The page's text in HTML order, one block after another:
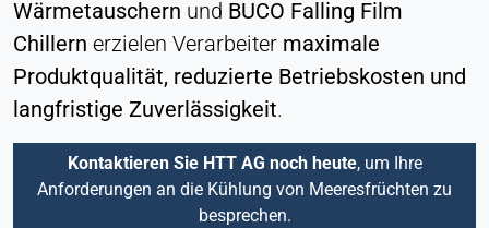
Wärmetauschern und BUCO Falling Film
Chillern erzielen Verarbeiter maximale
Produktqualität, reduzierte Betriebskosten und
langfristige Zuverlässigkeit.
Kontaktieren Sie HTT AG noch heute, um Ihre
Anforderungen an die Kühlung von Meeresfrüchten zu
besprechen.